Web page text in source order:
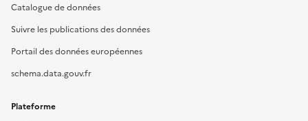
Catalogue de données
Suivre les publications des données
Portail des données européennes
schema.data.gouv.fr
Plateforme